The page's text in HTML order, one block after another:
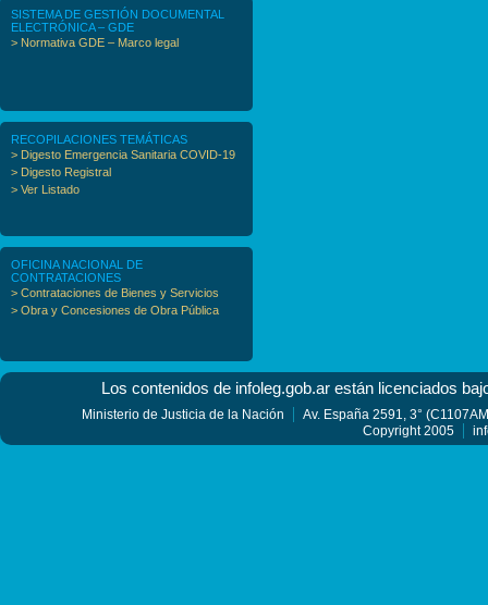
SISTEMA DE GESTIÓN DOCUMENTAL
ELECTRÓNICA – GDE
> Normativa GDE – Marco legal
RECOPILACIONES TEMÁTICAS
> Digesto Emergencia Sanitaria COVID-19
> Digesto Registral
> Ver Listado
OFICINA NACIONAL DE
CONTRATACIONES
> Contrataciones de Bienes y Servicios
> Obra y Concesiones de Obra Pública
Los contenidos de infoleg.gob.ar están licenciados
Ministerio de Justicia de la Nación
Av. España 2591, 3°
Copyright 2005